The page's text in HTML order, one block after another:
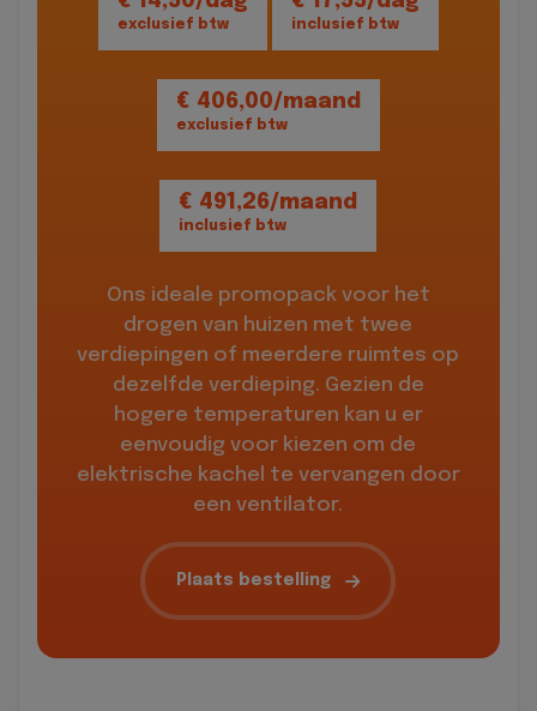
exclusief btw inclusief btw
€ 406,00/maand
exclusief btw
€ 491,26/maand
inclusief btw
Ons ideale promopack voor het
drogen van huizen met twee
verdiepingen of meerdere ruimtes op
dezelfde verdieping. Gezien de
hogere temperaturen kan u er
eenvoudig voor kiezen om de
elektrische kachel te vervangen door
een ventilator.
Plaats bestelling